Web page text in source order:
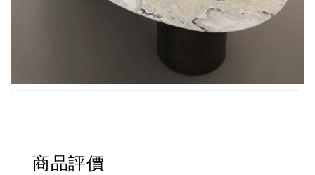
商品評價